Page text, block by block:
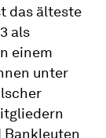
das älteste
als
einem
unter
Bankleuten